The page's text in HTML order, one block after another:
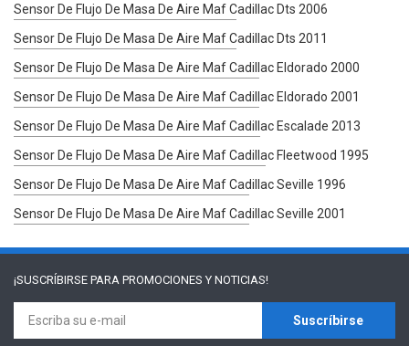
Sensor De Flujo De Masa De Aire Maf Cadillac Dts 2006
Sensor De Flujo De Masa De Aire Maf Cadillac Dts 2011
Sensor De Flujo De Masa De Aire Maf Cadillac Eldorado 2000
Sensor De Flujo De Masa De Aire Maf Cadillac Eldorado 2001
Sensor De Flujo De Masa De Aire Maf Cadillac Escalade 2013
Sensor De Flujo De Masa De Aire Maf Cadillac Fleetwood 1995
Sensor De Flujo De Masa De Aire Maf Cadillac Seville 1996
Sensor De Flujo De Masa De Aire Maf Cadillac Seville 2001
¡SUSCRÍBIRSE PARA PROMOCIONES Y NOTICIAS!
Suscríbirse